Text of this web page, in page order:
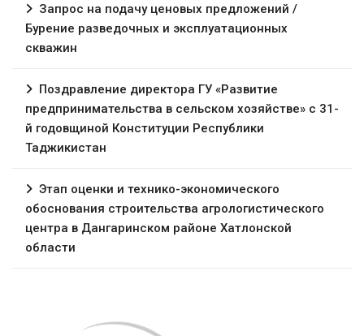
Запрос на подачу ценовых предложений /
Бурение разведочных и эксплуатационных
скважин
Поздравление директора ГУ «Развитие
предпринимательства в сельском хозяйстве» с 31-
й годовщиной Конституции Республики
Таджикистан
Этап оценки и технико-экономического
обоснования строительства агрологистического
центра в Дангаринском районе Хатлонской
области